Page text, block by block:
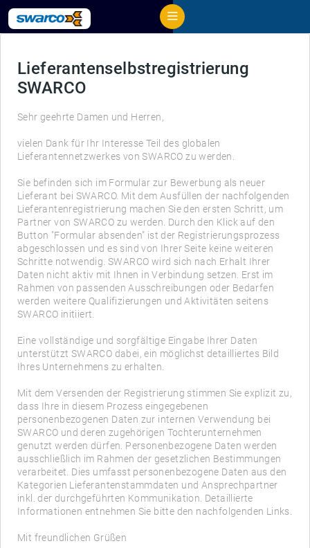
Lieferantenselbstregistrierung
SWARCO
Sehr geehrte Damen und Herren,
vielen Dank für Ihr Interesse Teil des globalen
Lieferantennetzwerkes von SWARCO zu werden.
Sie befinden sich im Formular zur Bewerbung als neuer
Lieferant bei SWARCO. Mit dem Ausfüllen der nachfolgenden
Lieferantenregistrierung machen Sie den ersten Schritt, um
Partner von SWARCO zu werden. Durch den Klick auf den
Button "Formular absenden" ist der Registrierungsprozess
abgeschlossen und es sind von Ihrer Seite keine weiteren
Schritte notwendig. SWARCO wird sich nach Erhalt Ihrer
Daten nicht aktiv mit Ihnen in Verbindung setzen. Erst im
Rahmen von passenden Ausschreibungen oder Bedarfen
werden weitere Qualifizierungen und Aktivitäten seitens
SWARCO initiiert.
Eine vollständige und sorgfältige Eingabe Ihrer Daten
unterstützt SWARCO dabei, ein möglichst detailliertes Bild
Ihres Unternehmens zu erhalten.
Mit dem Versenden der Registrierung stimmen Sie explizit zu,
dass Ihre in diesem Prozess eingegebenen
personenbezogenen Daten zur internen Verwendung bei
SWARCO und deren zugehörigen Tochterunternehmen
genutzt werden dürfen. Personenbezogene Daten werden
ausschließlich im Rahmen der gesetzlichen Bestimmungen
verarbeitet. Dies umfasst personenbezogene Daten aus den
Kategorien Lieferantenstammdaten und Ansprechpartner
inkl. der durchgeführten Kommunikation. Detaillierte
Informationen entnehmen Sie bitte den nachfolgenden Links.
Mit freundlichen Grüßen